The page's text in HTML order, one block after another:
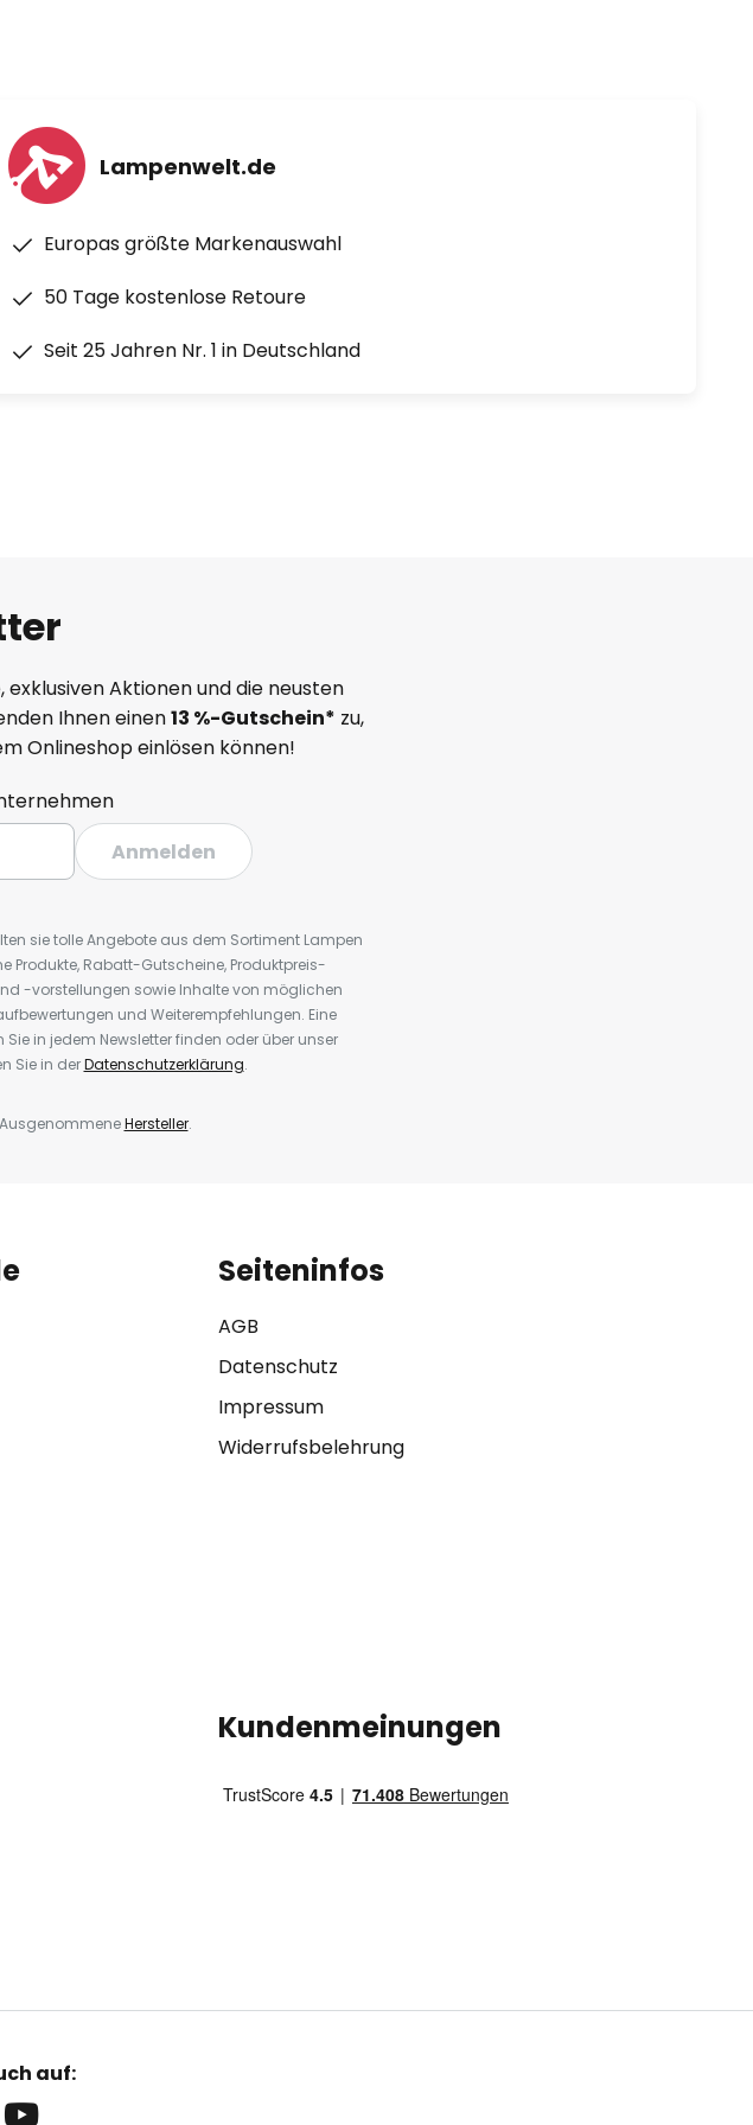
Lampenwelt.de
Europas größte Markenauswahl
50 Tage kostenlose Retoure
Seit 25 Jahren Nr. 1 in Deutschland
Aktionen und die neusten
Ihnen einen13 %-Gutschein* zu,
Onlineshop einlösen können!
Anmelden
sie tolle Angebote aus dem Sortiment Lampen
Produkte, Rabatt-Gutscheine, Produktpreis-
-vorstellungen sowie Inhalte von möglichen
und Weiterempfehlungen. Eine
in jedem Newsletter finden oder über unser
Sie in derDatenschutzerklärung.
Hersteller.
Seiteninfos
AGB
Datenschutz
Impressum
Widerrufsbelehrung
Kundenmeinungen
auf: